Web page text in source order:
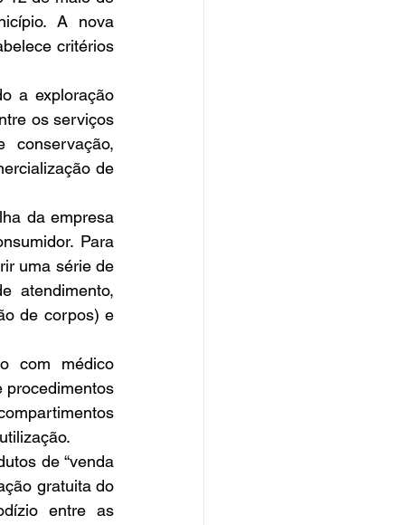
A nova
critérios
a exploração
os serviços
conservação,
de
da empresa
Para
uma série de
atendimento,
de corpos) e
com médico
procedimentos
de “venda
gratuita do
entre as